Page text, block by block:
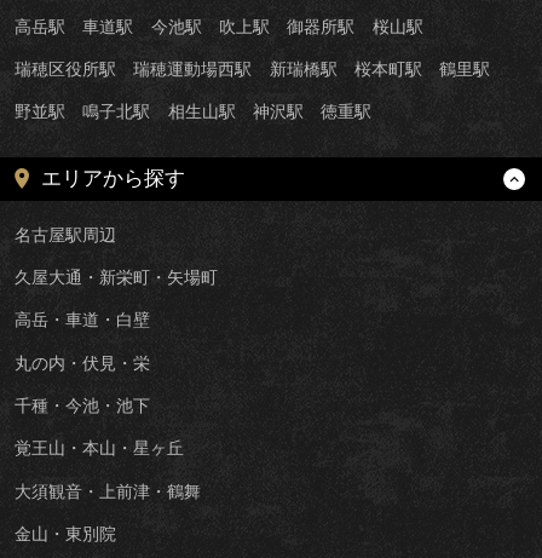
高岳駅 車道駅 今池駅 吹上駅 御器所駅 桜山駅
瑞穂区役所駅 瑞穂運動場西駅 新瑞橋駅 桜本町駅 鶴里駅
野並駅 鳴子北駅 相生山駅 神沢駅 徳重駅
エリアから探す
名古屋駅周辺
久屋大通・新栄町・矢場町
高岳・車道・白壁
丸の内・伏見・栄
千種・今池・池下
覚王山・本山・星ヶ丘
大須観音・上前津・鶴舞
金山・東別院